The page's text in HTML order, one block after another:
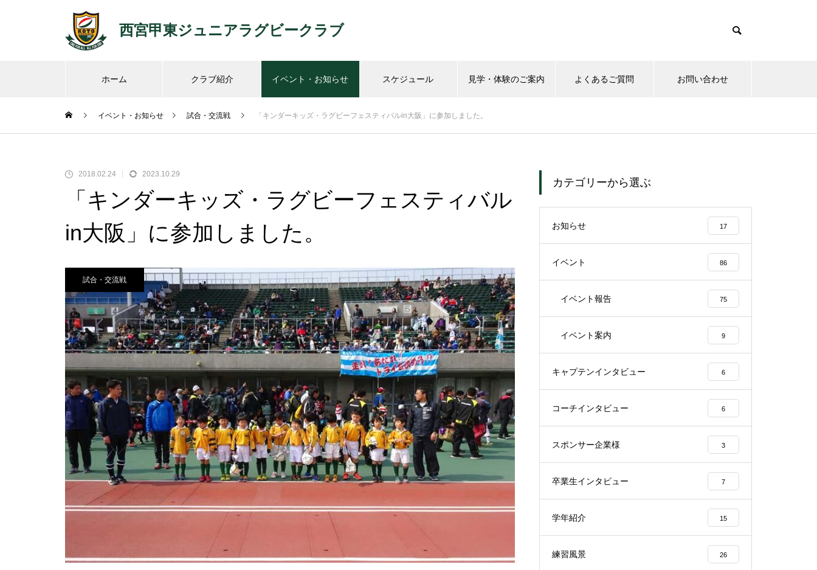
西宮甲東ジュニアラグビークラブ
ホーム クラブ紹介 イベント・お知らせ スケジュール 見学・体験のご案内 よくあるご質問 お問い合わせ
イベント・お知らせ 試合・交流戦 「キンダーキッズ・ラグビーフェスティバルin大阪」に参加しました。
2018.02.24 2023.10.29
「キンダーキッズ・ラグビーフェスティバル
in大阪」に参加しました。
試合・交流戦
カテゴリーから選ぶ
お知らせ 17
イベント 86
イベント報告 75
イベント案内 9
キャプテンインタビュー 6
コーチインタビュー 6
スポンサー企業様 3
卒業生インタビュー 7
学年紹介 15
練習風景 26